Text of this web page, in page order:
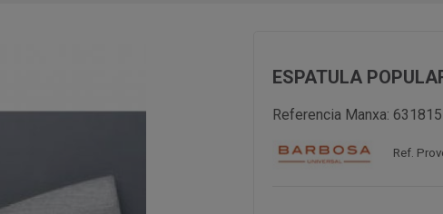
ESPATULA
Referencia Manxa: 631815
Ref.